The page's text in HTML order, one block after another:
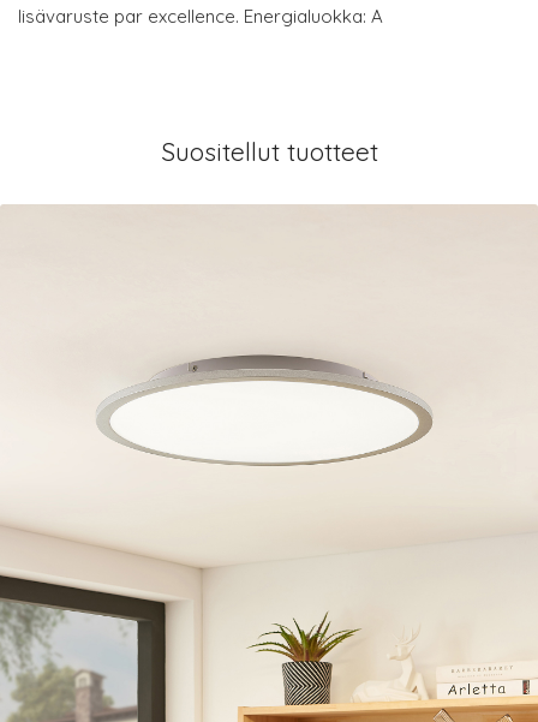
lisävaruste par excellence. Energialuokka: A
Suositellut tuotteet